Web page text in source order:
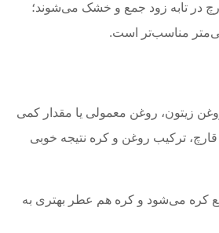
در تابه زود جمع و خشک می‌شوند؛
مناسب‌تر است.
زیتون، روغن معمولی یا مقدار کمی
قارچ، ترکیب روغن و کره نتیجه خوبی
کره می‌شود و کره هم عطر بهتری به